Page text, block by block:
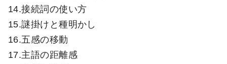
14.接続詞の使い方
15.謎掛けと種明かし
16.五感の移動
17.主語の距離感